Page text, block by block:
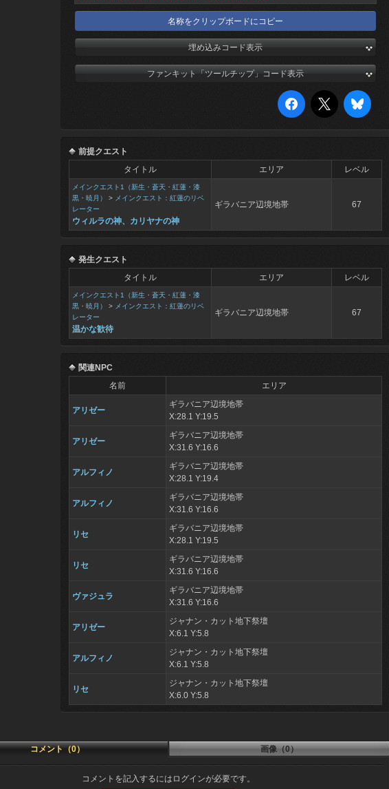
名称をクリップボードにコピー
埋め込みコード表示
ファンキット「ツールチップ」コード表示
前提クエスト
タイトル
エリア レベル
メインクエスト1（新生・蒼天・紅蓮・漆
黒・暁月）
> メインクエスト：紅蓮のリベ
レーター
ウィルラの神、カリヤナの神
ギラバニア辺境地帯 67
発生クエスト
タイトル
エリア レベル
メインクエスト1（新生・蒼天・紅蓮・漆
黒・暁月）
> メインクエスト：紅蓮のリベ
レーター
温かな歓待
ギラバニア辺境地帯 67
関連NPC
名前
エリア
アリゼー
ギラバニア辺境地帯
X:28.1 Y:19.5
アリゼー
ギラバニア辺境地帯
X:31.6 Y:16.6
アルフィノ
ギラバニア辺境地帯
X:28.1 Y:19.4
アルフィノ
ギラバニア辺境地帯
X:31.6 Y:16.6
リセ
ギラバニア辺境地帯
X:28.1 Y:19.5
リセ
ギラバニア辺境地帯
X:31.6 Y:16.6
ヴァジュラ
ギラバニア辺境地帯
X:31.6 Y:16.6
アリゼー
ジャナン・カット地下祭壇
X:6.1 Y:5.8
アルフィノ
ジャナン・カット地下祭壇
X:6.1 Y:5.8
リセ
ジャナン・カット地下祭壇
X:6.0 Y:5.8
コメント（0） 画像（0）
コメントを記入するにはログインが必要です。